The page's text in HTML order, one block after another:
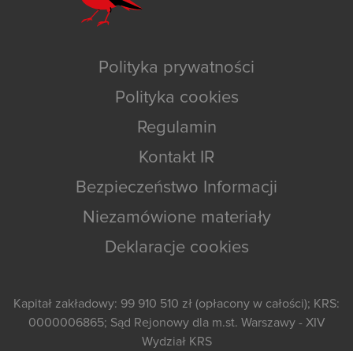
Polityka prywatności
Polityka cookies
Regulamin
Kontakt IR
Bezpieczeństwo Informacji
Niezamówione materiały
Deklaracje cookies
Kapitał zakładowy: 99 910 510 zł (opłacony w całości); KRS:
0000006865; Sąd Rejonowy dla m.st. Warszawy - XIV
Wydział KRS